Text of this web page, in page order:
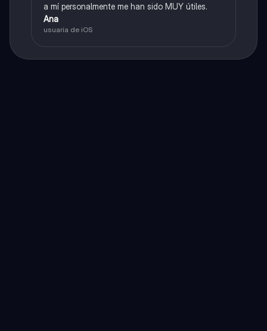
a mí personalmente me han sido MUY útiles.
Ana
usuaria de iOS